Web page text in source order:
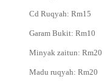
Cd Ruqyah: Rm15
Garam Bukit: Rm10
Minyak zaitun: Rm20
Madu ruqyah: Rm20